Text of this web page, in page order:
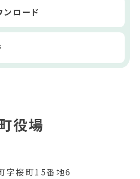
ロード
役場
字桜町15番地6